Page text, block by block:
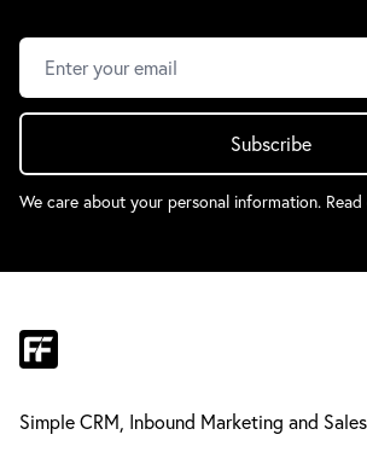
Subscribe
We care about your personal information.
Simple CRM, Inbound Marketing and